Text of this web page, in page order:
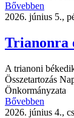
Bővebben
2026. június 5.,
Trianonra
A trianoni
Összetartozás
Önkormányzata
Bővebben
2026. június 4.,